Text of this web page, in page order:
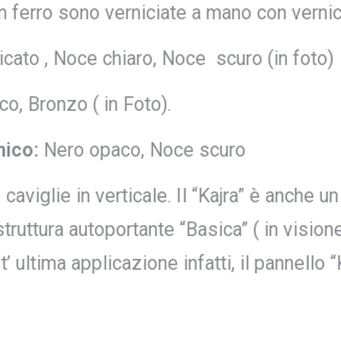
ferro sono verniciate a mano con
, Noce chiaro, Noce scuro (in foto)
Bronzo ( in Foto).
Nero opaco, Noce scuro
in verticale. Il “Kajra” è anche
autoportante “Basica” ( in
ultima applicazione infatti, il pannello